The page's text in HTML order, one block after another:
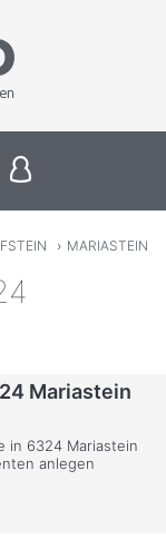
› MARIASTEIN
Mariastein
in 6324 Mariastein
anlegen